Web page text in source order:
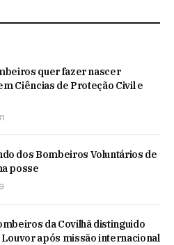
quer fazer nascer
Ciências de Proteção Civil e
dos Bombeiros Voluntários de
posse
da Covilhã distinguido
Louvor após missão internacional